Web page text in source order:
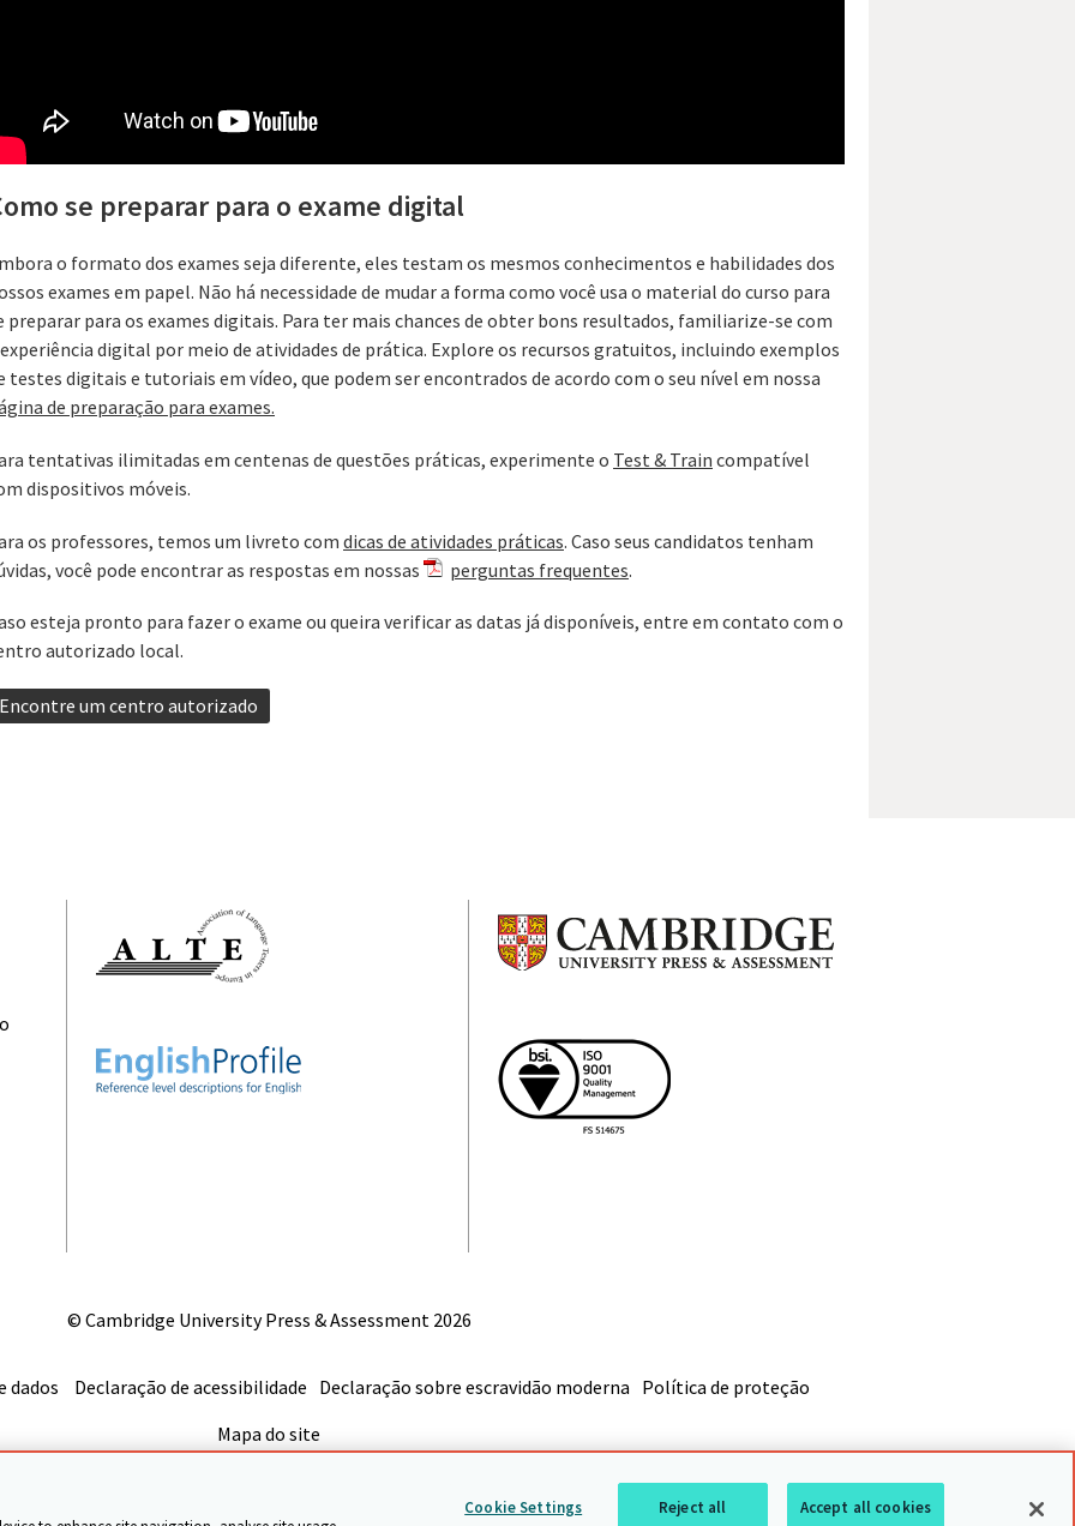
se preparar para o exame digital
o formato dos exames seja diferente, eles testam os mesmos conhecimentos e habilidades dos
exames em papel. Não há necessidade de mudar a forma como você usa o material do curso para
preparar para os exames digitais. Para ter mais chances de obter bons resultados, familiarize-se com
digital por meio de atividades de prática. Explore os recursos gratuitos, incluindo exemplos
testes digitais e tutoriais em vídeo, que podem ser encontrados de acordo com o seu nível em nossa
de preparação para exames‌‌.
tentativas ilimitadas em centenas de questões práticas, experimente o Test & Train compatível
dispositivos móveis.
os professores, temos um ‌‌livreto com dicas de atividades práticas. Caso seus candidatos tenham
você pode encontrar as respostas em nossas
perguntas frequentes.
esteja pronto para fazer o exame ou queira verificar as datas já disponíveis, entre em contato com o
autorizado local.
um centro autorizado
© Cambridge University Press & Assessment 2026
dados Declaração de acessibilidade Declaração sobre escravidão moderna Política de proteção
Mapa do site
Cookie Settings Reject all Accept all cookies